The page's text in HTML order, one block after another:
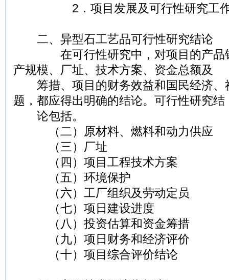
2．项目发展及可行性研究工作
二、异型石工艺品可行性研究结论
在可行性研究中，对项目的产品销
产规模、厂址、技术方案、资金总额及
筹措、项目的财务效益和国民经济、
题，都应得出明确的结论。可行性研究结
论包括。
（二）原材料、燃料和动力供应
（三）厂址
（四）项目工程技术方案
（五）环境保护
（六）工厂组织及劳动定员
（七）项日建设进度
（八）投资估算和资金筹措
（九）项日财务和经济评价
（十）项目综合评价结论